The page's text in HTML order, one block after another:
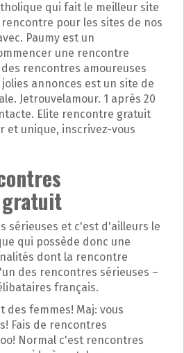
qui fait le meilleur site
pour les sites de nos
Paumy est un
une rencontre
rencontres amoureuses
annonces est un site de
Jetrouvelamour. 1 après 20
Elite rencontre gratuit
et unique, inscrivez-vous
gratuit
sérieuses et c'est d'ailleurs le
qui possède donc une
dont la rencontre
des rencontres sérieuses –
français.
des femmes! Maj: vous
Fais de rencontres
Normal c'est rencontres